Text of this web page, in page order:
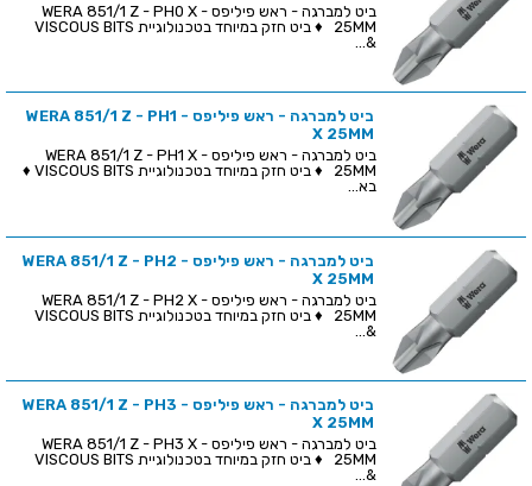
ביט למברגה - ראש פיליפס - WERA 851/1 Z - PH0 X
25MM ♦ ביט חזק במיוחד בטכנולוגיית VISCOUS BITS
&...
ביט למברגה - ראש פיליפס - WERA 851/1 Z - PH1
X 25MM
ביט למברגה - ראש פיליפס - WERA 851/1 Z - PH1 X
25MM ♦ ביט חזק במיוחד בטכנולוגיית VISCOUS BITS ♦
בא...
ביט למברגה - ראש פיליפס - WERA 851/1 Z - PH2
X 25MM
ביט למברגה - ראש פיליפס - WERA 851/1 Z - PH2 X
25MM ♦ ביט חזק במיוחד בטכנולוגיית VISCOUS BITS
&...
ביט למברגה - ראש פיליפס - WERA 851/1 Z - PH3
X 25MM
ביט למברגה - ראש פיליפס - WERA 851/1 Z - PH3 X
25MM ♦ ביט חזק במיוחד בטכנולוגיית VISCOUS BITS
&...